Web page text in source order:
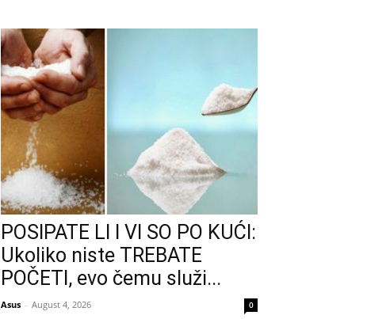
POSIPATE LI I VI SO PO KUĆI:
Ukoliko niste TREBATE
POČETI, evo čemu služi...
Asus - August 4, 2026 0